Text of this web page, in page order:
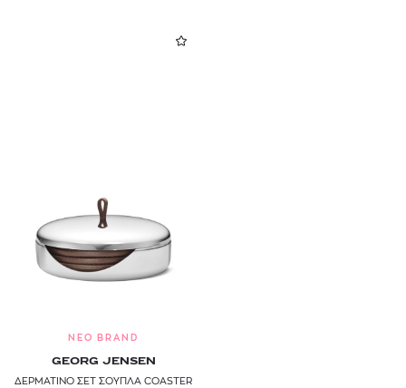
NEO BRAND
GEORG JENSEN
ΔΕΡΜΑΤΙΝΟ ΣΕΤ ΣΟΥΠΛΑ COASTER